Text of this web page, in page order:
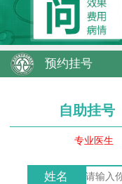
预约挂号
自助挂号
专业医生
姓名